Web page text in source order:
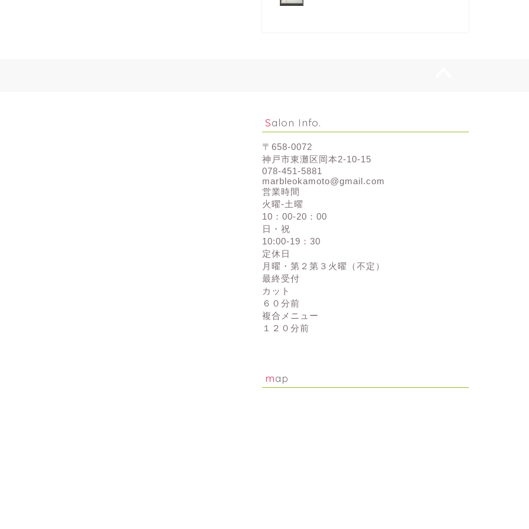
Salon Info.
〒658-0072
神戸市東灘区岡本2-10-15
078-451-5881
marbleokamoto@gmail.com
営業時間
火曜-土曜
10：00-20：00
日・祝
10:00-19：30
定休日
月曜・第２第３火曜（不定）
最終受付
カット
６０分前
複合メニュー
１２０分前
map